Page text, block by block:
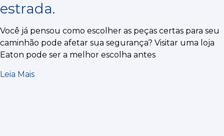
estrada.
Você já pensou como escolher as peças certas para seu
caminhão pode afetar sua segurança? Visitar uma loja
Eaton pode ser a melhor escolha antes
Leia Mais